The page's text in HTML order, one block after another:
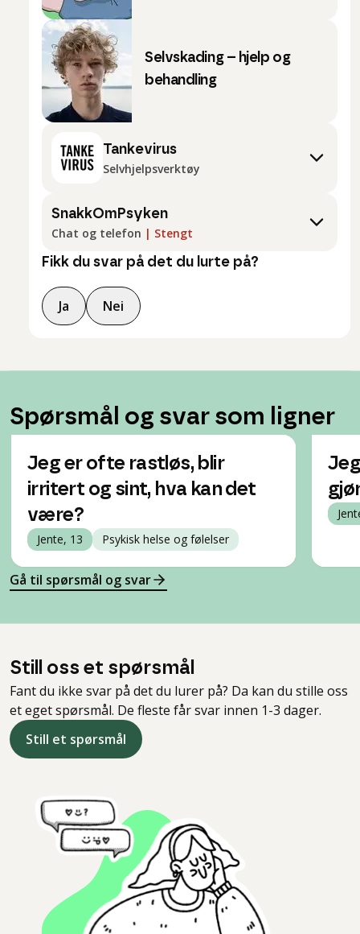
Selvskading – hjelp og
behandling
Tankevirus
Selvhjelpsverktøy
SnakkOmPsyken
Chat og telefon | Stengt
Fikk du svar på det du lurte på?
Ja Nei
Spørsmål og svar som ligner
Jeg er ofte rastløs, blir
irritert og sint, hva kan det
være?
Jente, 13 Psykisk helse og følelser
Gå til spørsmål og svar
Still oss et spørsmål
Fant du ikke svar på det du lurer på? Da kan du stille oss
et eget spørsmål. De fleste får svar innen 1-3 dager.
Still et spørsmål